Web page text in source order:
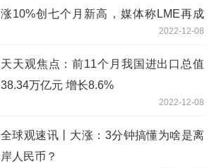
涨10%创七个月新高，媒体称LME再成
2022-12-08
天天观焦点：前11个月我国进出口总值
38.34万亿元 增长8.6%
2022-12-08
全球观速讯丨大涨：3分钟搞懂为啥是离
岸人民币？